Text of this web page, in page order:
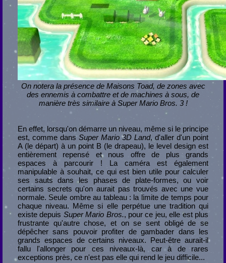
On notera la présence de Maisons Toad, de zones avec
des ennemis à combattre et de machines à sous, de
manière très similaire à Super Mario Bros. 3 !
En effet, lorsqu'on démarre un niveau, même si le principe
est, comme dansSuper Mario 3D Land, d'aller d'un point
A (le départ) à un point B (le drapeau), le level design est
entièrement repensé et nous offre de plus grands
espaces à parcourir ! La caméra est également
manipulable à souhait, ce qui est bien utile pour calculer
ses sauts dans les phases de plate-formes, ou voir
certains secrets qu'on aurait pas trouvés avec une vue
normale. Seule ombre au tableau : la limite de temps pour
chaque niveau. Même si elle perpétue une tradition qui
existe depuisSuper Mario Bros., pour ce jeu, elle est plus
frustrante qu'autre chose, et on se sent obligé de se
dépêcher sans pouvoir profiter de gambader dans les
grands espaces de certains niveaux. Peut-être aurait-il
fallu l'allonger pour ces niveaux-là, car à de rares
exceptions près, ce n'est pas elle qui rend le jeu difficile...